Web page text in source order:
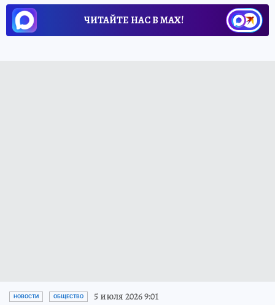
ЧИТАЙТЕ НАС В МАХ!
НОВОСТИ ОБЩЕСТВО 5 июля 2026 9:01